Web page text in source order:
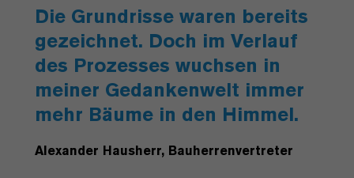
Die Grundrisse waren bereits
gezeichnet. Doch im Verlauf
des Prozesses wuchsen in
meiner Gedankenwelt immer
mehr Bäume in den Himmel.
Alexander Hausherr, Bauherrenvertreter